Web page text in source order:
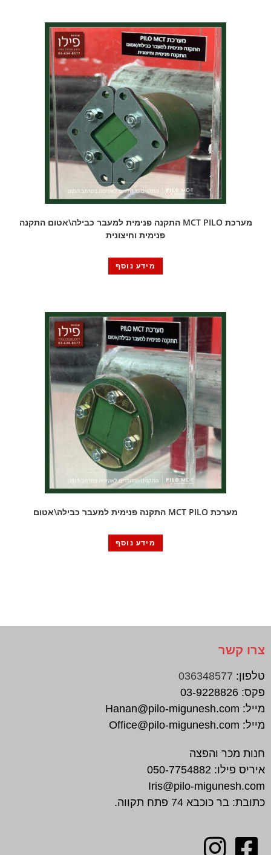
מערכת MCT PILO התקנה פנימית למעבר כבילה\אטום התקנה
פנימית וחיצונית
מידע נוסף
מערכת MCT PILO התקנה פנימית למעבר כבילה\אטום
מידע נוסף
צרו קשר
טלפון: 036348577
פקס: 03-9228826
מייל: Hanan@pilo-migunesh.com
מייל: Office@pilo-migunesh.com
חנות מכר והפצה
איריס פילו: 050-7754882
Iris@pilo-migunesh.com
כתובת: בר כוכבא 74 פתח תקווה.